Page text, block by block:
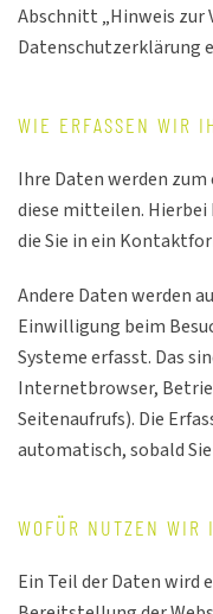
Abschnitt „Hinweis
Datenschutzerklärung
WIE ERFASSEN WIR
Ihre Daten werden zum
diese mitteilen. Hierbei
die Sie in ein
Andere Daten werden
Einwilligung beim
Systeme erfasst. Das
Internetbrowser,
Seitenaufrufs). Die
automatisch, sobald
WOFÜR NUTZEN WIR
Ein Teil der Daten wird